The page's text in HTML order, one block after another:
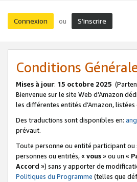
Connexion ou S’inscrire
Conditions
Mises à jour: 15 octobre 2025
Bienvenue sur le site Web d’Amazon
les différentes entités d’Amazon, listées
Des traductions sont disponibles en:
prévaut.
Toute personne ou entité participant
personnes ou entités, « vous» ou un «
Accord ») sans y apporter de
Politiques du Programme (telles que